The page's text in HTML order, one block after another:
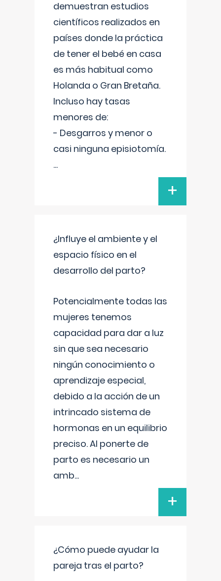
demuestran estudios
científicos realizados en
países donde la práctica
de tener el bebé en casa
es más habitual como
Holanda o Gran Bretaña.
Incluso hay tasas
menores de:
- Desgarros y menor o
casi ninguna episiotomía.
...
+
¿Influye el ambiente y el
espacio físico en el
desarrollo del parto?
Potencialmente todas las
mujeres tenemos
capacidad para dar a luz
sin que sea necesario
ningún conocimiento o
aprendizaje especial,
debido a la acción de un
intrincado sistema de
hormonas en un equilibrio
preciso. Al ponerte de
parto es necesario un
amb...
+
¿Cómo puede ayudar la
pareja tras el parto?